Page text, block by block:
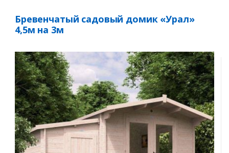
Бревенчатый садовый домик «Урал»
4,5м на 3м